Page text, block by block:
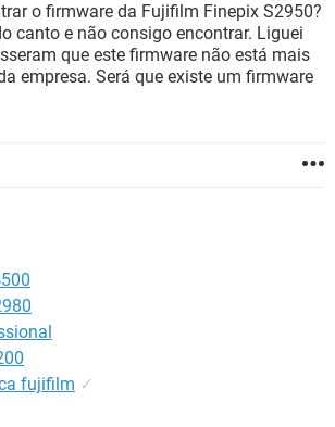
EXCEL
GMAIL
o firmware da Fujifilm Finepix S2950?
canto e não consigo encontrar. Liguei
que este firmware não está mais
empresa. Será que existe um firmware
fujifilm ✓